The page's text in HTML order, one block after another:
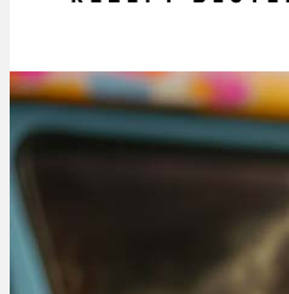
Shop & Live-Bestand